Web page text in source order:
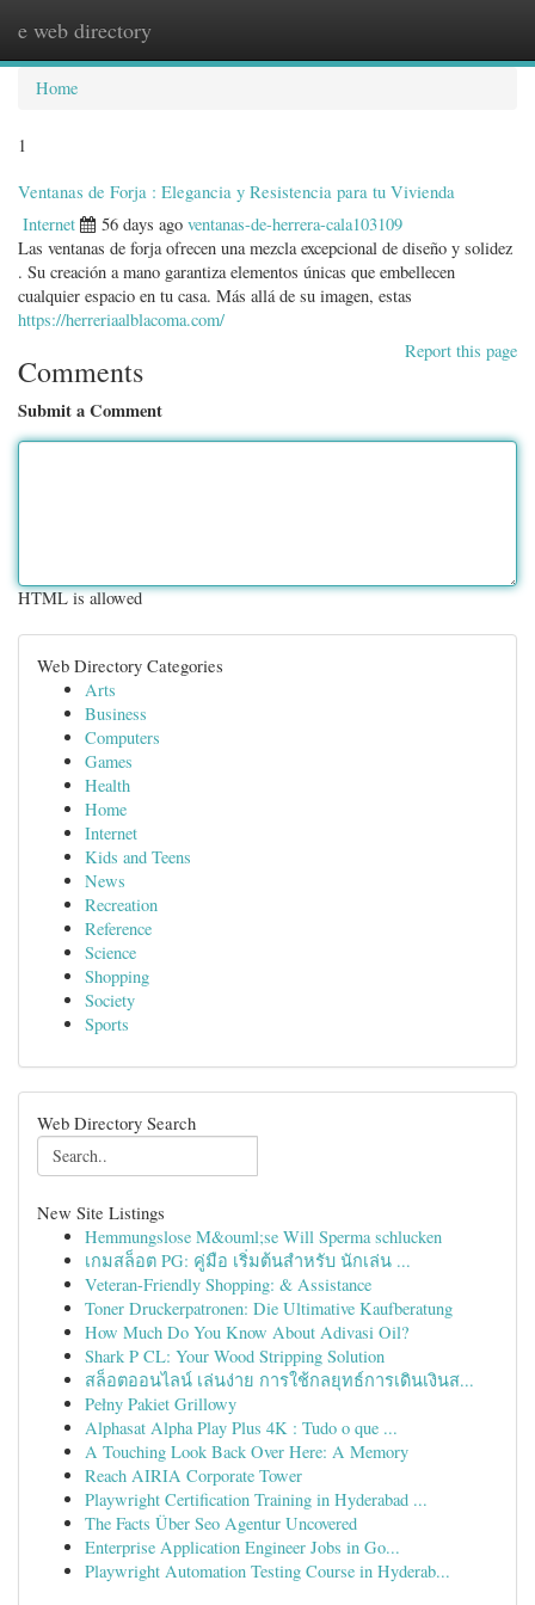
e web directory
Home
1
Ventanas de Forja : Elegancia y Resistencia para tu Vivienda
Internet 56 days ago ventanas-de-herrera-cala103109
Las ventanas de forja ofrecen una mezcla excepcional de diseño y solidez
. Su creación a mano garantiza elementos únicas que embellecen
cualquier espacio en tu casa. Más allá de su imagen, estas
https://herreriaalblacoma.com/
Report this page
Comments
Submit a Comment
HTML is allowed
Web Directory Categories
Arts
Business
Computers
Games
Health
Home
Internet
Kids and Teens
News
Recreation
Reference
Science
Shopping
Society
Sports
Web Directory Search
New Site Listings
Hemmungslose M&ouml;se Will Sperma schlucken
เกมสล็อต PG: คู่มือ เริ่มต้นสำหรับ นักเล่น ...
Veteran-Friendly Shopping: & Assistance
Toner Druckerpatronen: Die Ultimative Kaufberatung
How Much Do You Know About Adivasi Oil?
Shark P CL: Your Wood Stripping Solution
สล็อตออนไลน์ เล่นง่าย การใช้กลยุทธ์การเดินเงินส...
Pełny Pakiet Grillowy
Alphasat Alpha Play Plus 4K : Tudo o que ...
A Touching Look Back Over Here: A Memory
Reach AIRIA Corporate Tower
Playwright Certification Training in Hyderabad ...
The Facts Über Seo Agentur Uncovered
Enterprise Application Engineer Jobs in Go...
Playwright Automation Testing Course in Hyderab...